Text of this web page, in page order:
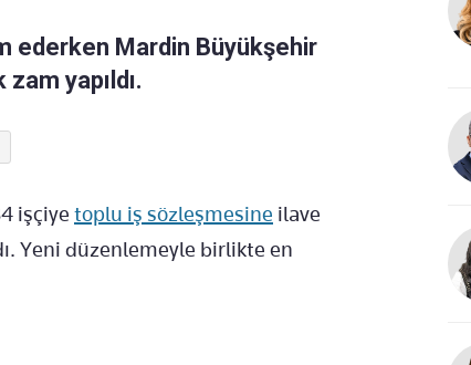
ederken Mardin Büyükşehir
yapıldı.
işçiye toplu iş sözleşmesine ilave
Yeni düzenlemeyle birlikte en